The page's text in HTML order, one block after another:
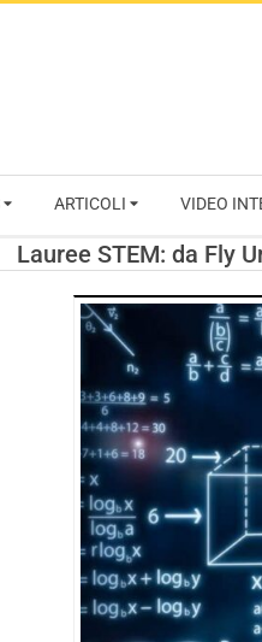
ARTICOLI VIDEO
Lauree STEM: da Fly